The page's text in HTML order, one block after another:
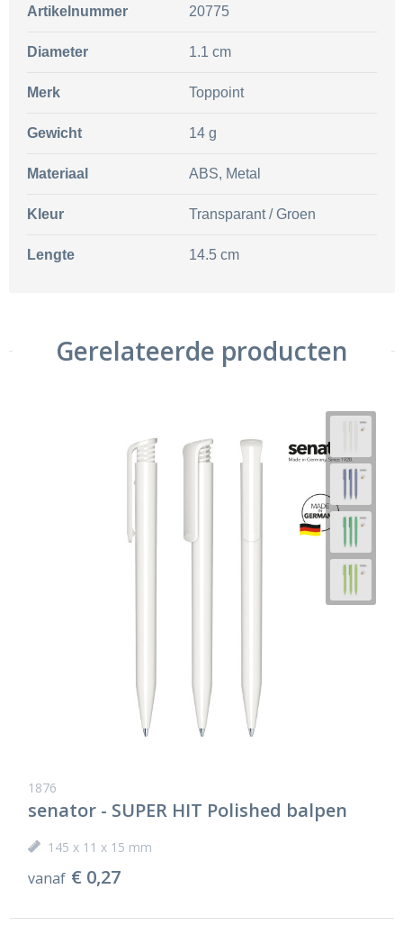
Artikelnummer 20775
Diameter 1.1 cm
Merk Toppoint
Gewicht 14 g
Materiaal ABS, Metal
Kleur Transparant / Groen
Lengte 14.5 cm
Gerelateerde producten
1876
senator - SUPER HIT Polished balpen
145 x 11 x 15 mm
vanaf € 0,27